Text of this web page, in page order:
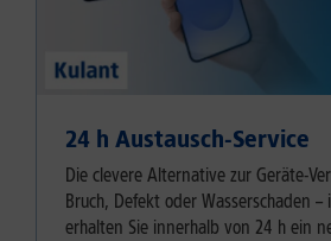
24 h Austausch-Service
Die clevere Alternative zur Geräte-
Bruch, Defekt oder Wasserschaden –
erhalten Sie innerhalb von 24 h ein